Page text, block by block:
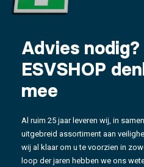
Advies nodig?
ESVSHOP
mee
Al ruim 25 jaar leveren wij, in
uitgebreid assortiment aan
wij al klaar om u te voorzien in
loop der jaren hebben we ons